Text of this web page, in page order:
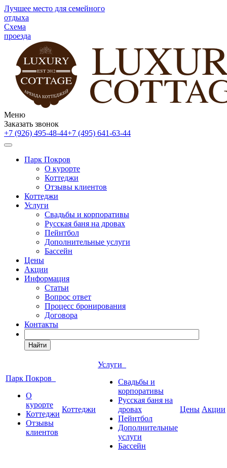
Лучшее место для семейного
отдыха
Схема
проезда
Меню
Заказать звонок
+7 (926) 495-48-44+7 (495) 641-63-44
Парк Покров
О курорте
Коттеджи
Отзывы клиентов
Коттеджи
Услуги
Свадьбы и корпоративы
Русская баня на дровах
Пейнтбол
Дополнительные услуги
Бассейн
Цены
Акции
Информация
Статьи
Вопрос ответ
Процесс бронирования
Договора
Контакты
Найти
Парк Покров
О
курорте
Коттеджи
Отзывы
клиентов
Коттеджи
Услуги
Свадьбы и
корпоративы
Русская баня на
дровах
Пейнтбол
Дополнительные
услуги
Бассейн
Цены Акции